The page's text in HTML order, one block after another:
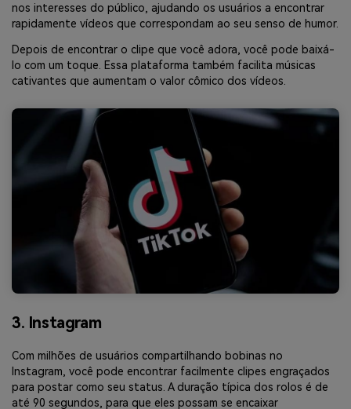
nos interesses do público, ajudando os usuários a encontrar
rapidamente vídeos que correspondam ao seu senso de humor.
Depois de encontrar o clipe que você adora, você pode baixá-
lo com um toque. Essa plataforma também facilita músicas
cativantes que aumentam o valor cômico dos vídeos.
3. Instagram
Com milhões de usuários compartilhando bobinas no
Instagram, você pode encontrar facilmente clipes engraçados
para postar como seu status. A duração típica dos rolos é de
até 90 segundos, para que eles possam se encaixar